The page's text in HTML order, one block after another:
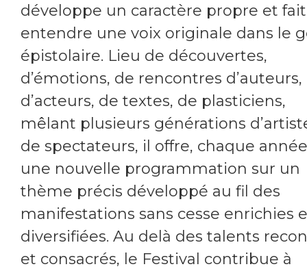
développe un caractère propre et fait
entendre une voix originale dans le
épistolaire. Lieu de découvertes,
d’émotions, de rencontres d’auteurs,
d’acteurs, de textes, de plasticiens,
mêlant plusieurs générations
de spectateurs, il offre, chaque
une nouvelle programmation sur un
thème précis développé au fil des
manifestations sans cesse enrichies
diversifiées. Au delà des talents
et consacrés, le Festival contribue à